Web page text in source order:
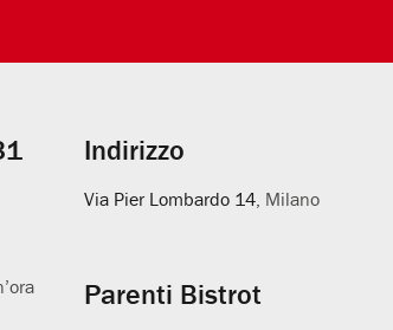
Indirizzo
Via Pier Lombardo 14, Milano
Parenti Bistrot